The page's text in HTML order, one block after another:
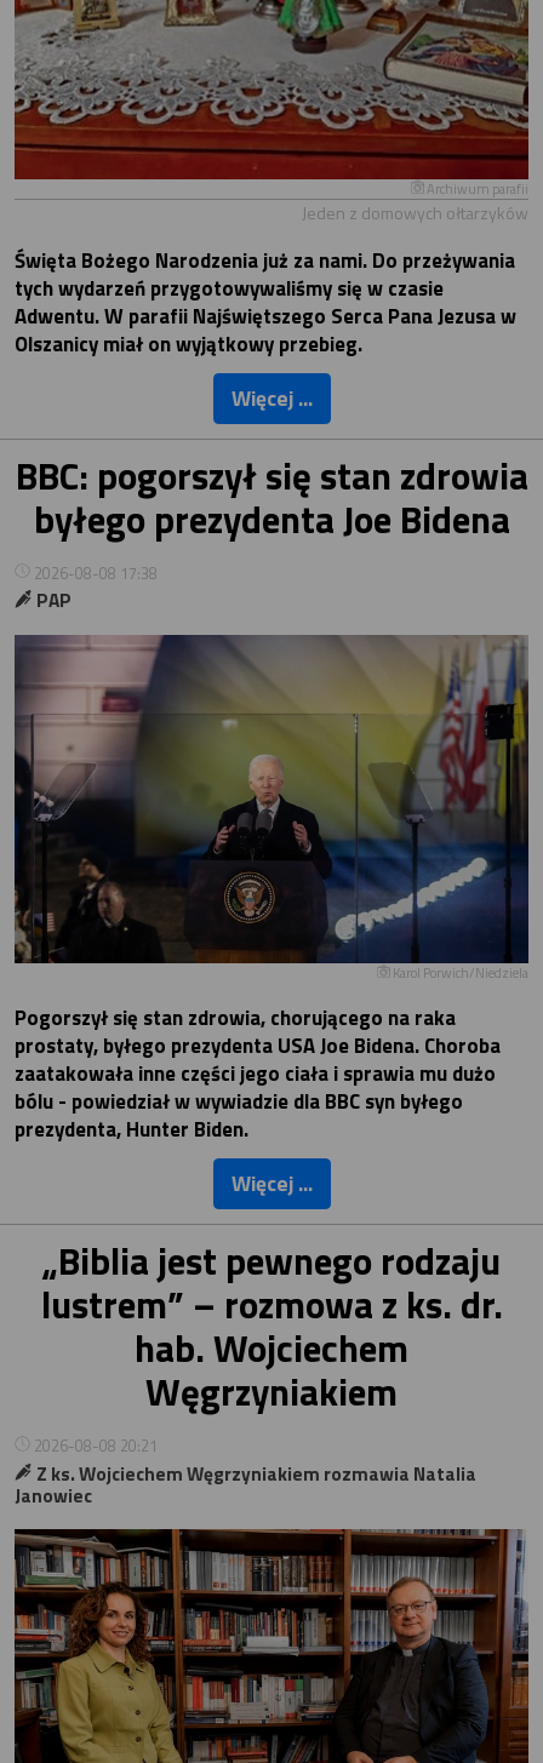
Archiwum parafii
Jeden z domowych ołtarzyków
Święta Bożego Narodzenia już za nami. Do przeżywania
tych wydarzeń przygotowywaliśmy się w czasie
Adwentu. W parafii Najświętszego Serca Pana Jezusa w
Olszanicy miał on wyjątkowy przebieg.
Więcej ...
BBC: pogorszył się stan zdrowia
byłego prezydenta Joe Bidena
2026-08-08 17:38
PAP
Karol Porwich/Niedziela
Pogorszył się stan zdrowia, chorującego na raka
prostaty, byłego prezydenta USA Joe Bidena. Choroba
zaatakowała inne części jego ciała i sprawia mu dużo
bólu - powiedział w wywiadzie dla BBC syn byłego
prezydenta, Hunter Biden.
Więcej ...
„Biblia jest pewnego rodzaju
lustrem” – rozmowa z ks. dr.
hab. Wojciechem
Węgrzyniakiem
2026-08-08 20:21
Z ks. Wojciechem Węgrzyniakiem rozmawia Natalia
Janowiec